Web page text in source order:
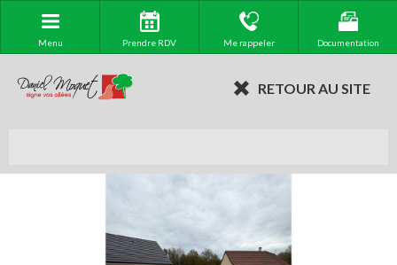
Menu Prendre RDV Me rappeler Documentation
RETOUR AU SITE